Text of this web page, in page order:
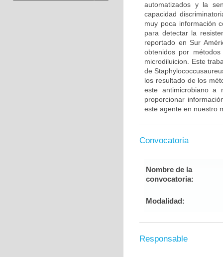
automatizados y la
capacidad
muy poca información
para detectar la
reportado en Sur
obtenidos por
microdiluicion. Este
de
los resultado de los
este antimicrobiano a
proporcionar
este agente en nuestro
Convocatoria
Nombre de la
convocatoria:
Modalidad:
Responsable